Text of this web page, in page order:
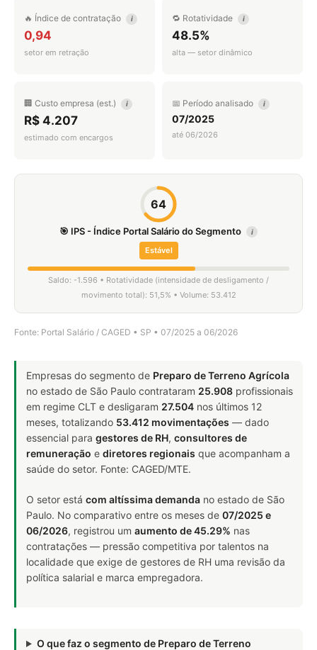
🔥 Índice de contratação i
0,94
setor em retração
🔁 Rotatividade i
48.5%
alta — setor dinâmico
🏢 Custo empresa (est.) i
R$ 4.207
estimado com encargos
📅 Período analisado i
07/2025
até 06/2026
64
🎯 IPS - Índice Portal Salário do Segmento i
Estável
Saldo: -1.596 • Rotatividade (intensidade de desligamento /
movimento total): 51,5% • Volume: 53.412
Fonte: Portal Salário / CAGED • SP • 07/2025 a 06/2026
Empresas do segmento de Preparo de Terreno Agrícola
no estado de São Paulo contrataram 25.908 profissionais
em regime CLT e desligaram 27.504 nos últimos 12
meses, totalizando 53.412 movimentações — dado
essencial para gestores de RH, consultores de
remuneração e diretores regionais que acompanham a
saúde do setor. Fonte: CAGED/MTE.
O setor está com altíssima demanda no estado de São
Paulo. No comparativo entre os meses de 07/2025 e
06/2026, registrou um aumento de 45.29% nas
contratações — pressão competitiva por talentos na
localidade que exige de gestores de RH uma revisão da
política salarial e marca empregadora.
O que faz o segmento de Preparo de Terreno